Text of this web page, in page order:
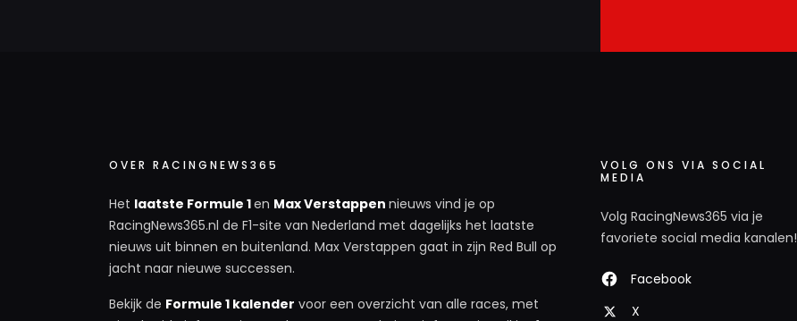
OVER RACINGNEWS365
Het laatste Formule 1en Max Verstappen nieuws vind je op
RacingNews365.nl de F1-site van Nederland met dagelijks het laatste
nieuws uit binnen en buitenland. Max Verstappen gaat in zijn Red Bull op
jacht naar nieuwe successen.
Bekijk de Formule 1 kalender voor een overzicht van alle races, met
VOLG ONS VIA SOCIAL
MEDIA
Volg RacingNews365 via je
favoriete social media kanalen!
Facebook
X